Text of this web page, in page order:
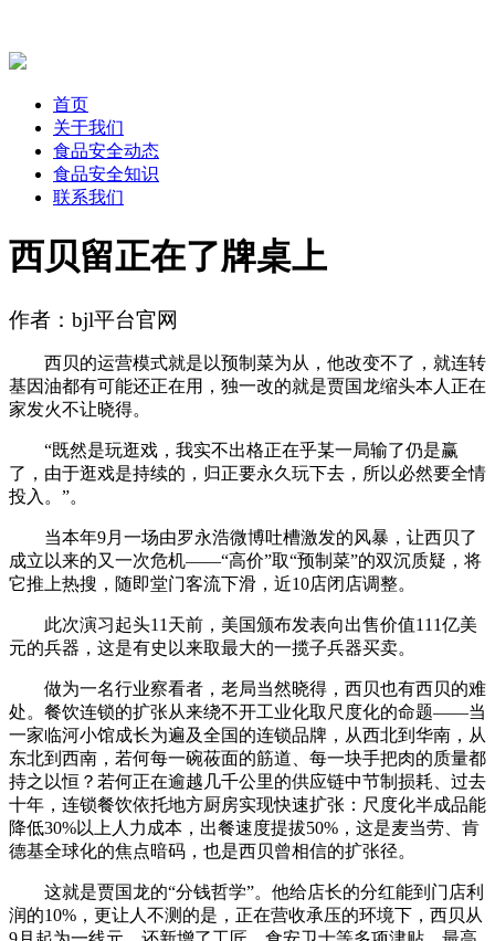
首页
关于我们
食品安全动态
食品安全知识
联系我们
西贝留正在了牌桌上
作者：bjl平台官网
西贝的运营模式就是以预制菜为从，他改变不了，就连转
基因油都有可能还正在用，独一改的就是贾国龙缩头本人正在
家发火不让晓得。
“既然是玩逛戏，我实不出格正在乎某一局输了仍是赢
了，由于逛戏是持续的，归正要永久玩下去，所以必然要全情
投入。”。
当本年9月一场由罗永浩微博吐槽激发的风暴，让西贝了
成立以来的又一次危机——“高价”取“预制菜”的双沉质疑，将
它推上热搜，随即堂门客流下滑，近10店闭店调整。
此次演习起头11天前，美国颁布发表向出售价值111亿美
元的兵器，这是有史以来取最大的一揽子兵器买卖。
做为一名行业察看者，老局当然晓得，西贝也有西贝的难
处。餐饮连锁的扩张从来绕不开工业化取尺度化的命题——当
一家临河小馆成长为遍及全国的连锁品牌，从西北到华南，从
东北到西南，若何每一碗莜面的筋道、每一块手把肉的质量都
持之以恒？若何正在逾越几千公里的供应链中节制损耗、过去
十年，连锁餐饮依托地方厨房实现快速扩张：尺度化半成品能
降低30%以上人力成本，出餐速度提拔50%，这是麦当劳、肯
德基全球化的焦点暗码，也是西贝曾相信的扩张径。
这就是贾国龙的“分钱哲学”。他给店长的分红能到门店利
润的10%，更让人不测的是，正在营收承压的环境下，西贝从